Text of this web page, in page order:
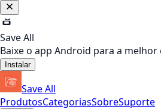
Save All
Baixe o app Android para a melhor
Instalar
Save All
ProdutosCategoriasSobreSuporte